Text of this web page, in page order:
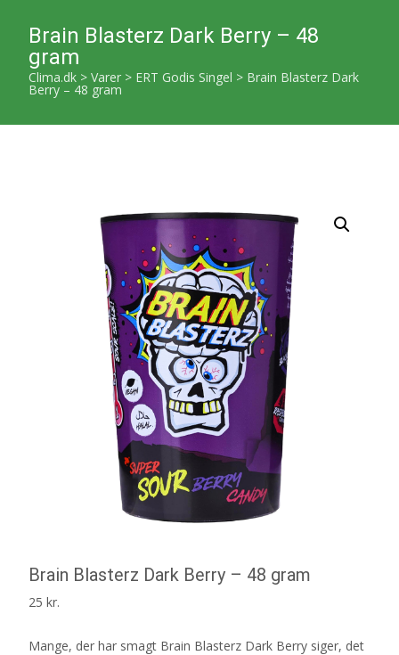
Brain Blasterz Dark Berry – 48
gram
Clima.dk > Varer > ERT Godis Singel > Brain Blasterz Dark
Berry – 48 gram
Brain Blasterz Dark Berry – 48 gram
25 kr.
Mange, der har smagt Brain Blasterz Dark Berry siger, det